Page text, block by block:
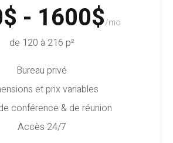
- 1600$/mo
de 120 à 216 p²
Bureau privé
et prix variables
conférence & de réunion
Accès 24/7